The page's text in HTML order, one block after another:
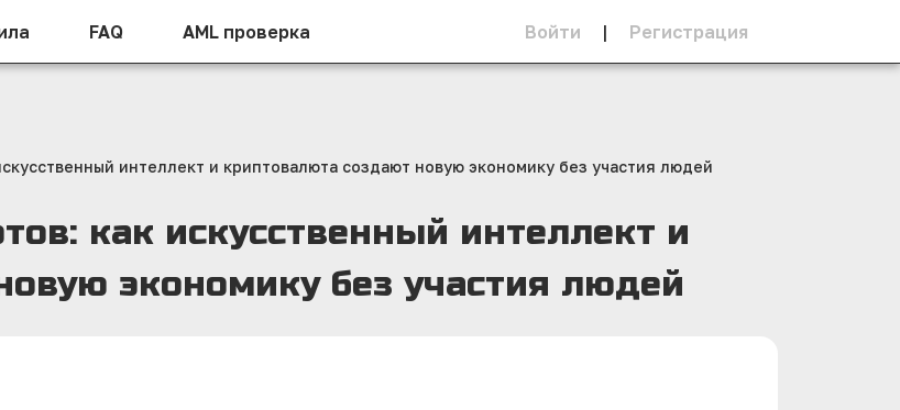
FAQ AML проверка Войти | Регистрация
интеллект и криптовалюта создают новую экономику без участия людей
как искусственный интеллект и
экономику без участия людей